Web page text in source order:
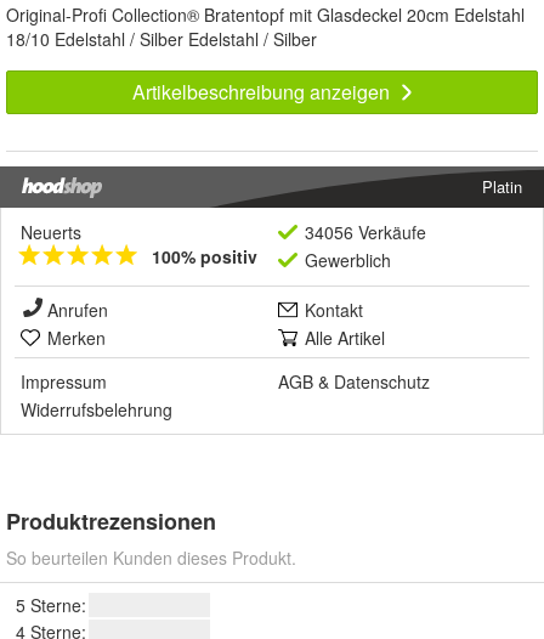
Original-Profi Collection® Bratentopf mit Glasdeckel 20cm Edelstahl
18/10 Edelstahl / Silber Edelstahl / Silber
Artikelbeschreibung anzeigen
Platin
Neuerts
100% positiv
34056 Verkäufe
Gewerblich
Anrufen
Kontakt
Merken
Alle Artikel
Impressum
AGB & Datenschutz
Widerrufsbelehrung
Produktrezensionen
So beurteilen Kunden dieses Produkt.
5 Sterne:
4 Sterne: